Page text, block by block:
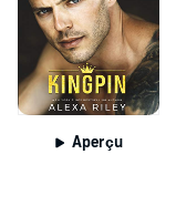
Aperçu